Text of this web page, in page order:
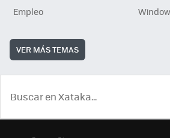
Empleo
VER MÁS TEMAS